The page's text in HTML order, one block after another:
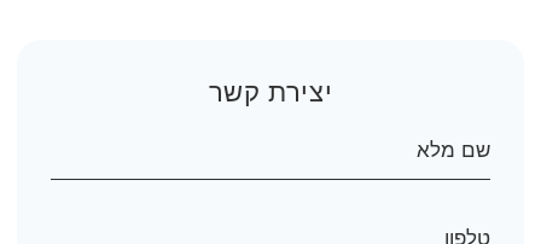
יצירת קשר